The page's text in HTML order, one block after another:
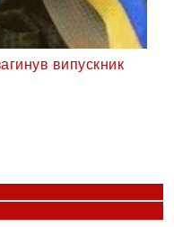
випускник